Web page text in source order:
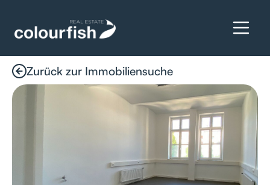
Zurück zur Immobiliensuche
Details anfragen